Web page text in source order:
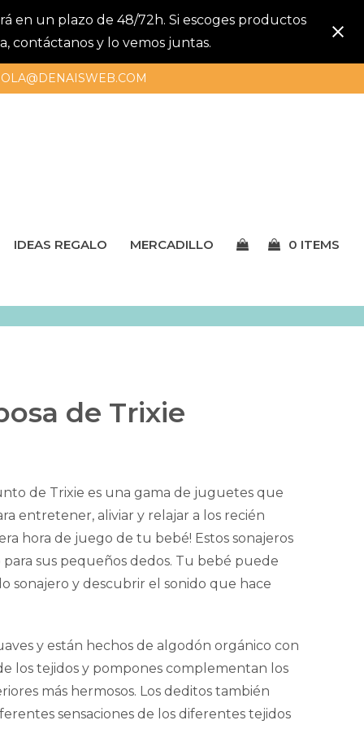
en un plazo de 48/72h. Si escoges productos
contáctanos y lo vemos juntas.
IDEAS REGALO MERCADILLO 0 ITEMS
de Trixie
de Trixie es una gama de juguetes que
entretener, aliviar y relajar a los recién
hora de juego de tu bebé! Estos sonajeros
sus pequeños dedos. Tu bebé puede
sonajero y descubrir el sonido que hace
y están hechos de algodón orgánico con
los tejidos y pompones complementan los
más hermosos. Los deditos también
sensaciones de los diferentes tejidos